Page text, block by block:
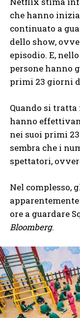
che hanno
continuato a
dello show,
episodio. E,
persone hanno
primi 23 giorni
Quando si tratta
hanno
nei suoi primi
sembra che i
spettatori,
Nel complesso,
ore a guardare
Bloomberg.